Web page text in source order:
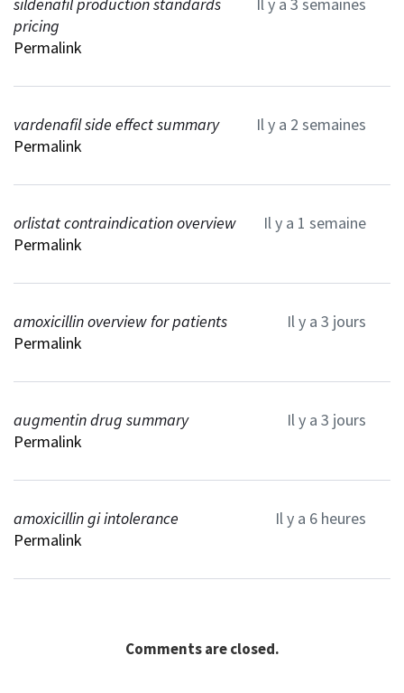
pricing
Permalink
vardenafil side effect summary
Il y a 2 semaines
Permalink
orlistat contraindication overview
Il y a 1 semaine
Permalink
amoxicillin overview for patients
Il y a 3 jours
Permalink
augmentin drug summary
Il y a 3 jours
Permalink
amoxicillin gi intolerance
Il y a 6 heures
Permalink
Comments are closed.